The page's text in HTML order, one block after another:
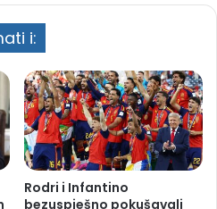
i:
Rodri i Infantino
bezuspješno pokušavali